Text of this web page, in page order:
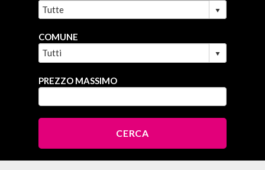
COMUNE
PREZZO MASSIMO